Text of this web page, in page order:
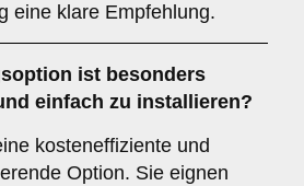
eine klare Empfehlung.
ist besonders
einfach zu installieren?
kosteneffiziente und
Option. Sie eignen